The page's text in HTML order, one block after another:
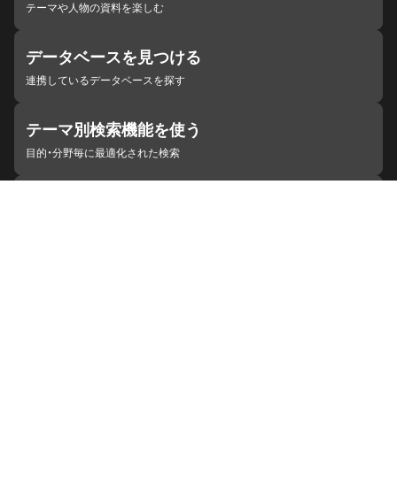
テーマや人物の資料を楽しむ
データベースを見つける
連携しているデータベースを探す
テーマ別検索機能を使う
目的・分野毎に最適化された検索